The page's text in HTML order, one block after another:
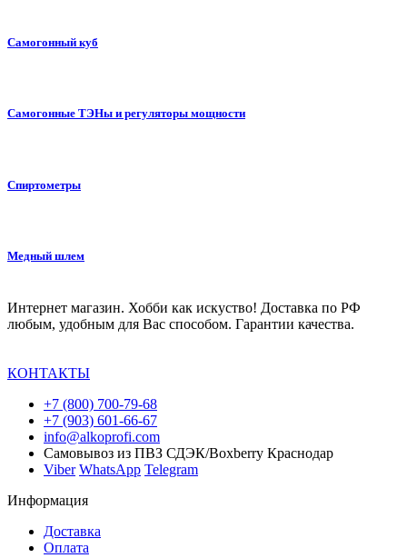
Самогонный куб
Самогонные ТЭНы и регуляторы мощности
Спиртометры
Медный шлем
Интернет магазин. Хобби как искуство! Доставка по РФ
любым, удобным для Вас способом. Гарантии качества.
КОНТАКТЫ
+7 (800) 700-79-68
+7 (903) 601-66-67
info@alkoprofi.com
Самовывоз из ПВЗ СДЭК/Boxberry Краснодар
Viber WhatsApp Telegram
Информация
Доставка
Оплата